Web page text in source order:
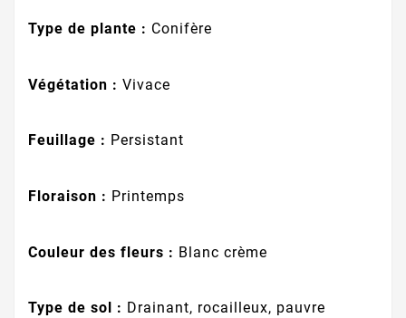
Type de plante : Conifère
Végétation : Vivace
Feuillage : Persistant
Floraison : Printemps
Couleur des fleurs : Blanc crème
Type de sol : Drainant, rocailleux, pauvre